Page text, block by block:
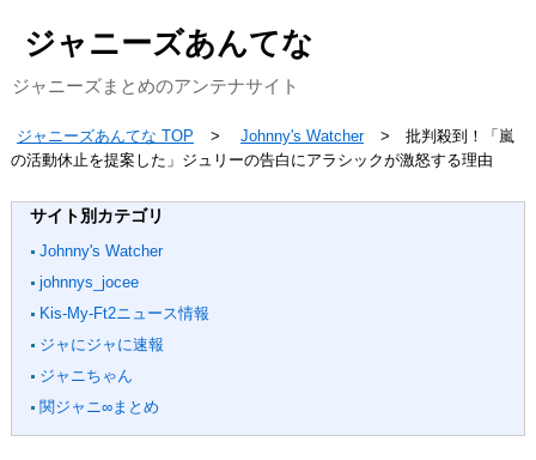
ジャニーズあんてな
ジャニーズまとめのアンテナサイト
ジャニーズあんてな TOP Johnny's Watcher
批判殺到！「嵐
の活動休止を提案した」ジュリーの告白にアラシックが激怒する理由
サイト別カテゴリ
Johnny's Watcher
johnnys_jocee
Kis-My-Ft2ニュース情報
ジャにジャに速報
ジャニちゃん
関ジャニ∞まとめ